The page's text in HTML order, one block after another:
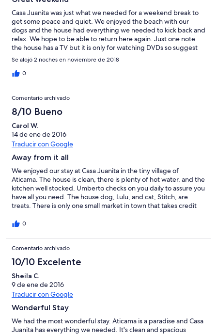
Casa Juanita was just what we needed for a weekend break to
get some peace and quiet. We enjoyed the beach with our
dogs and the house had everything we needed to kick back and
relax. We hope to be able to return here again. Just one note
the house has a TV but it is only for watching DVDs so suggest
you bring some of your own with you if that's important. We
brought our laptop so watched some TV shows on that.
Se alojó 2 noches en noviembre de 2018
0
Comentario archivado
8/10 Bueno
Carol W.
14 de ene de 2016
Traducir con Google
Away from it all
We enjoyed our stay at Casa Juanita in the tiny village of
Aticama. The house is clean, there is plenty of hot water, and the
kitchen well stocked. Umberto checks on you daily to assure you
have all you need. The house dog, Lulu, and cat, Stitch, are
treats. There is only one small market in town that takes credit
the ATM in San Blas. The pollo place down the hill is excellent.
good. We found El Chaco on Mantachen beach to be very
handy for food, drinks, hammocks, shade and bathrooms.
About $2 US per person. Bring books and games as this is a very
poor, family oriented town which closed up after dark.
0
Comentario archivado
10/10 Excelente
Sheila C.
9 de ene de 2016
Traducir con Google
Wonderful Stay
We had the most wonderful stay. Aticama is a paradise and Casa
Juanita has everything we needed. It's clean and spacious